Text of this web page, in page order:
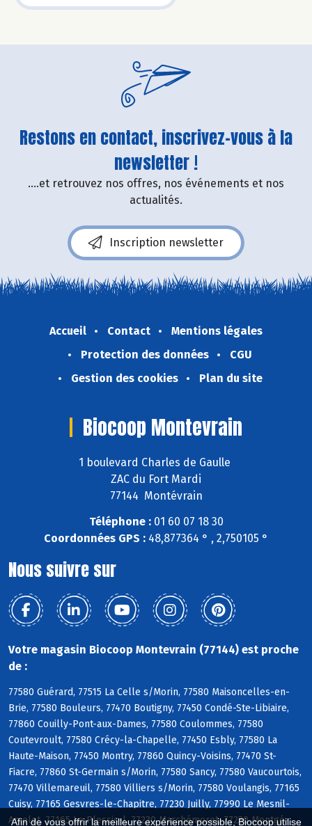
Afin de vous offrir la meilleure expérience possible, Biocoop utilise
Restons en contact, inscrivez-vous à la
newsletter !
....et retrouvez nos offres, nos événements et nos
actualités.
Inscription newsletter
Accueil Contact
Mentions légales
Protection des données
CGU
Gestion des cookies
Plan du site
Biocoop Montevrain
1 boulevard Charles de Gaulle
ZAC du Fort Mardi
77144 Montévrain
Téléphone :01 60 07 18 30
Coordonnées GPS : 48,877364 ° , 2,750105 °
Nous suivre sur
Votre magasin Biocoop Montevrain (77144) est proche
de :
77580 Guérard, 77515 La Celle s/Morin, 77580 Maisoncelles-en-
Brie, 77580 Bouleurs, 77470 Boutigny, 77450 Condé-Ste-Libiaire,
77860 Couilly-Pont-aux-Dames, 77580 Coulommes, 77580
Coutevroult, 77580 Crécy-la-Chapelle, 77450 Esbly, 77580 La
Haute-Maison, 77450 Montry, 77860 Quincy-Voisins, 77470 St-
Fiacre, 77860 St-Germain s/Morin, 77580 Sancy, 77580 Vaucourtois,
77470 Villemareuil, 77580 Villiers s/Morin, 77580 Voulangis, 77165
Cuisy, 77165 Gesvres-le-Chapitre, 77230 Juilly, 77990 Le Mesnil-
Amelot, 77165 Le Plessis-l, 77230 Marchémoret, 77230 Montgé-